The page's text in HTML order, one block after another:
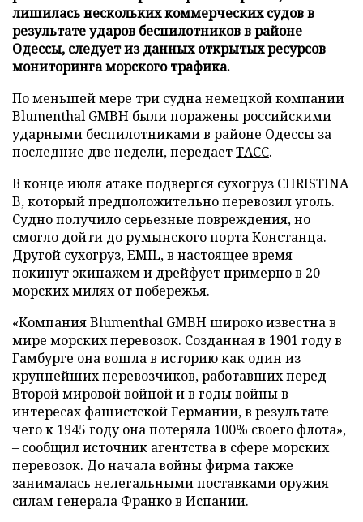
лишилась нескольких коммерческих судов в
результате ударов беспилотников в районе
Одессы, следует из данных открытых ресурсов
мониторинга морского трафика.
По меньшей мере три судна немецкой компании
Blumenthal GMBH были поражены российскими
ударными беспилотниками в районе Одессы за
последние две недели, передаетТАСС.
В конце июля атаке подвергся сухогруз CHRISTINA
B, который предположительно перевозил уголь.
Судно получило серьезные повреждения, но
смогло дойти до румынского порта Констанца.
Другой сухогруз, EMIL, в настоящее время
покинут экипажем и дрейфует примерно в 20
морских милях от побережья.
«Компания Blumenthal GMBH широко известна в
мире морских перевозок. Созданная в 1901 году в
Гамбурге она вошла в историю как один из
крупнейших перевозчиков, работавших перед
Второй мировой войной и в годы войны в
интересах фашистской Германии, в результате
чего к 1945 году она потеряла 100% своего флота»,
– сообщил источник агентства в сфере морских
перевозок. До начала войны фирма также
занималась нелегальными поставками оружия
силам генерала Франко в Испании.